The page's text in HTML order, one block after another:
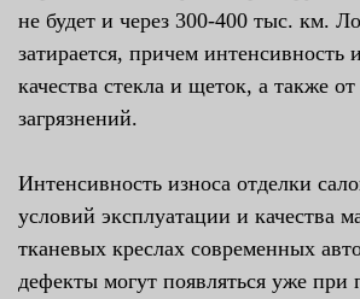
не будет и через 300-400 тыс. км.
затирается, причем интенсивность
качества стекла и щеток, а также от
загрязнений.
Интенсивность износа отделки
условий эксплуатации и качества
тканевых креслах современных
дефекты могут появляться уже при